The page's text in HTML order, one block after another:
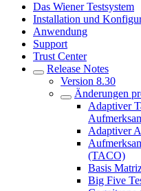
Das Wiener Testsystem
Installation und
Anwendung
Support
Trust Center
Release Notes
Version 8.30
Änderungen
Adaptiver
Adaptiver
(TACO)
Basis
Big Five